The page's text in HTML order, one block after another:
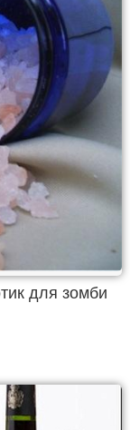
для зомби